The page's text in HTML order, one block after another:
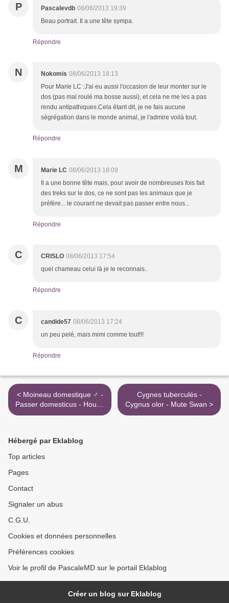
P Pascalevdb 08/06/2013 19:39
Beau portrait. Il a une tête sympa.
Répondre
N Nokomis 08/06/2013 18:13
Pour Marie LC :J'ai eu aussi l'occasion de leur monter sur le
dos (pas mal roulé ma bosse aussi), et cela ne me les a pas
rendu antipathiques.Cela étant dit, je ne fais aucune
ségrégation dans le monde animal, je l'admire voilà tout.
Répondre
M Marie LC 08/06/2013 18:09
Il a une bonne tête mais, pour avoir de nombreuses fois fait
des treks sur le dos, ce ne sont pas les animaux que je
préfère... le courant ne devait pas passer entre nous...
Répondre
C CRISLO 08/06/2013 17:54
quel chameau celui là je le reconnais..
Répondre
C candide57 08/06/2013 17:24
un peu pelé, mais mimi comme tout!!!
Répondre
< Moineau domestique ♂ -
Passer domesticus - House
Sparrow
Cygnes tuberculés -
Cygnus olor - Mute Swan >
Hébergé par Eklablog
Top articles
Pages
Contact
Signaler un abus
C.G.U.
Cookies et données personnelles
Préférences cookies
Voir le profil de PascaleMD sur le portail Eklablog
Créer un blog sur Eklablog